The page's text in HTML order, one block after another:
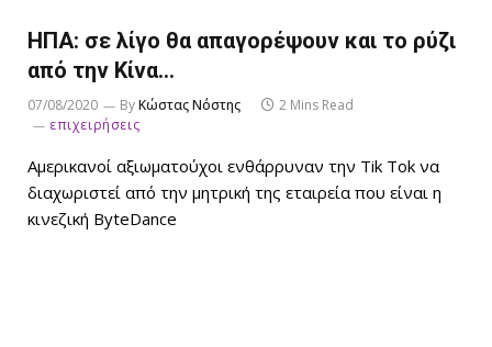
ΗΠΑ: σε λίγο θα απαγορέψουν και το ρύζι
από την Κίνα…
07/08/2020 ByΚώστας Νόστης
2 Mins Read
επιχειρήσεις
Αμερικανοί αξιωματούχοι ενθάρρυναν την Tik Tok να
διαχωριστεί από την μητρική της εταιρεία που είναι η
κινεζική ByteDance